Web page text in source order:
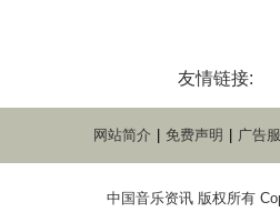
友情链接:
网站简介 免费声明 广告
中国音乐资讯 版权所有